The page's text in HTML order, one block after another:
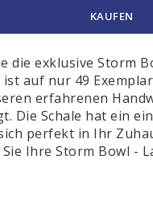
KAUFEN
die exklusive Storm
ist auf nur 49
erfahrenen
Die Schale hat ein
perfekt in Ihr
Ihre Storm Bowl -